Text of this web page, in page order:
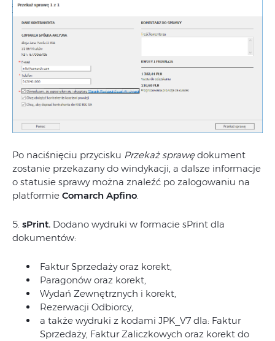
Po naciśnięciu przycisku Przekaż sprawędokument
zostanie przekazany do windykacji, a dalsze informacje
o statusie sprawy można znaleźć po zalogowaniu na
platformie Comarch Apfino.
5. sPrint. Dodano wydruki w formacie sPrint dla
dokumentów:
Faktur Sprzedaży oraz korekt,
Paragonów oraz korekt,
Wydań Zewnętrznych i korekt,
Rezerwacji Odbiorcy,
a także wydruki z kodami JPK_V7 dla: Faktur
Sprzedaży, Faktur Zaliczkowych oraz korekt do